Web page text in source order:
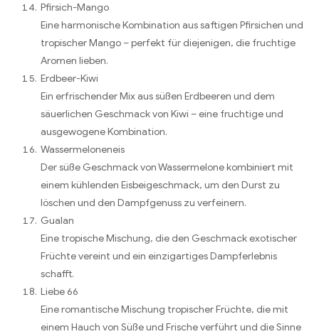
Pfirsich-Mango
Eine harmonische Kombination aus saftigen Pfirsichen und
tropischer Mango – perfekt für diejenigen, die fruchtige
Aromen lieben.
Erdbeer-Kiwi
Ein erfrischender Mix aus süßen Erdbeeren und dem
säuerlichen Geschmack von Kiwi – eine fruchtige und
ausgewogene Kombination.
Wassermeloneneis
Der süße Geschmack von Wassermelone kombiniert mit
einem kühlenden Eisbeigeschmack, um den Durst zu
löschen und den Dampfgenuss zu verfeinern.
Gualan
Eine tropische Mischung, die den Geschmack exotischer
Früchte vereint und ein einzigartiges Dampferlebnis
schafft.
Liebe 66
Eine romantische Mischung tropischer Früchte, die mit
einem Hauch von Süße und Frische verführt und die Sinne